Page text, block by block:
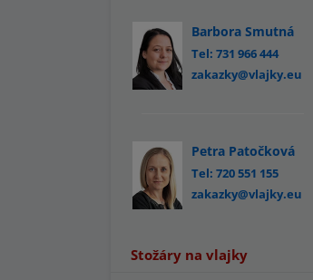
Barbora Smutná
Tel: 731 966 444
zakazky@vlajky.eu
Petra Patočková
Tel: 720 551 155
zakazky@vlajky.eu
Stožáry na vlajky